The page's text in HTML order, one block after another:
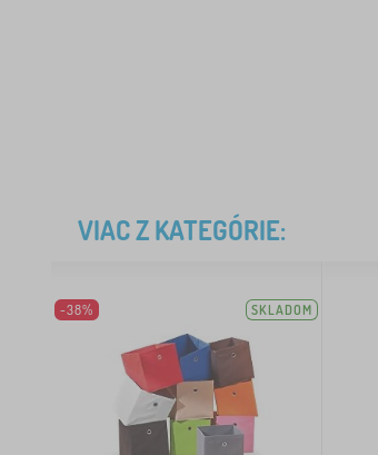
VIAC Z KATEGÓRIE:
-38% SKLADOM